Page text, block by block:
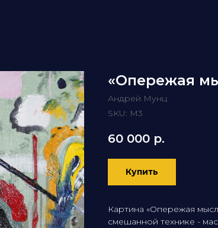
«Опережая
Андрей Мунц
SKU: M3
60 000 р.
Купить
Картина «Опережая
смешанной технике -